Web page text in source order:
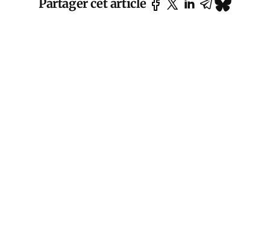
Partager cet article